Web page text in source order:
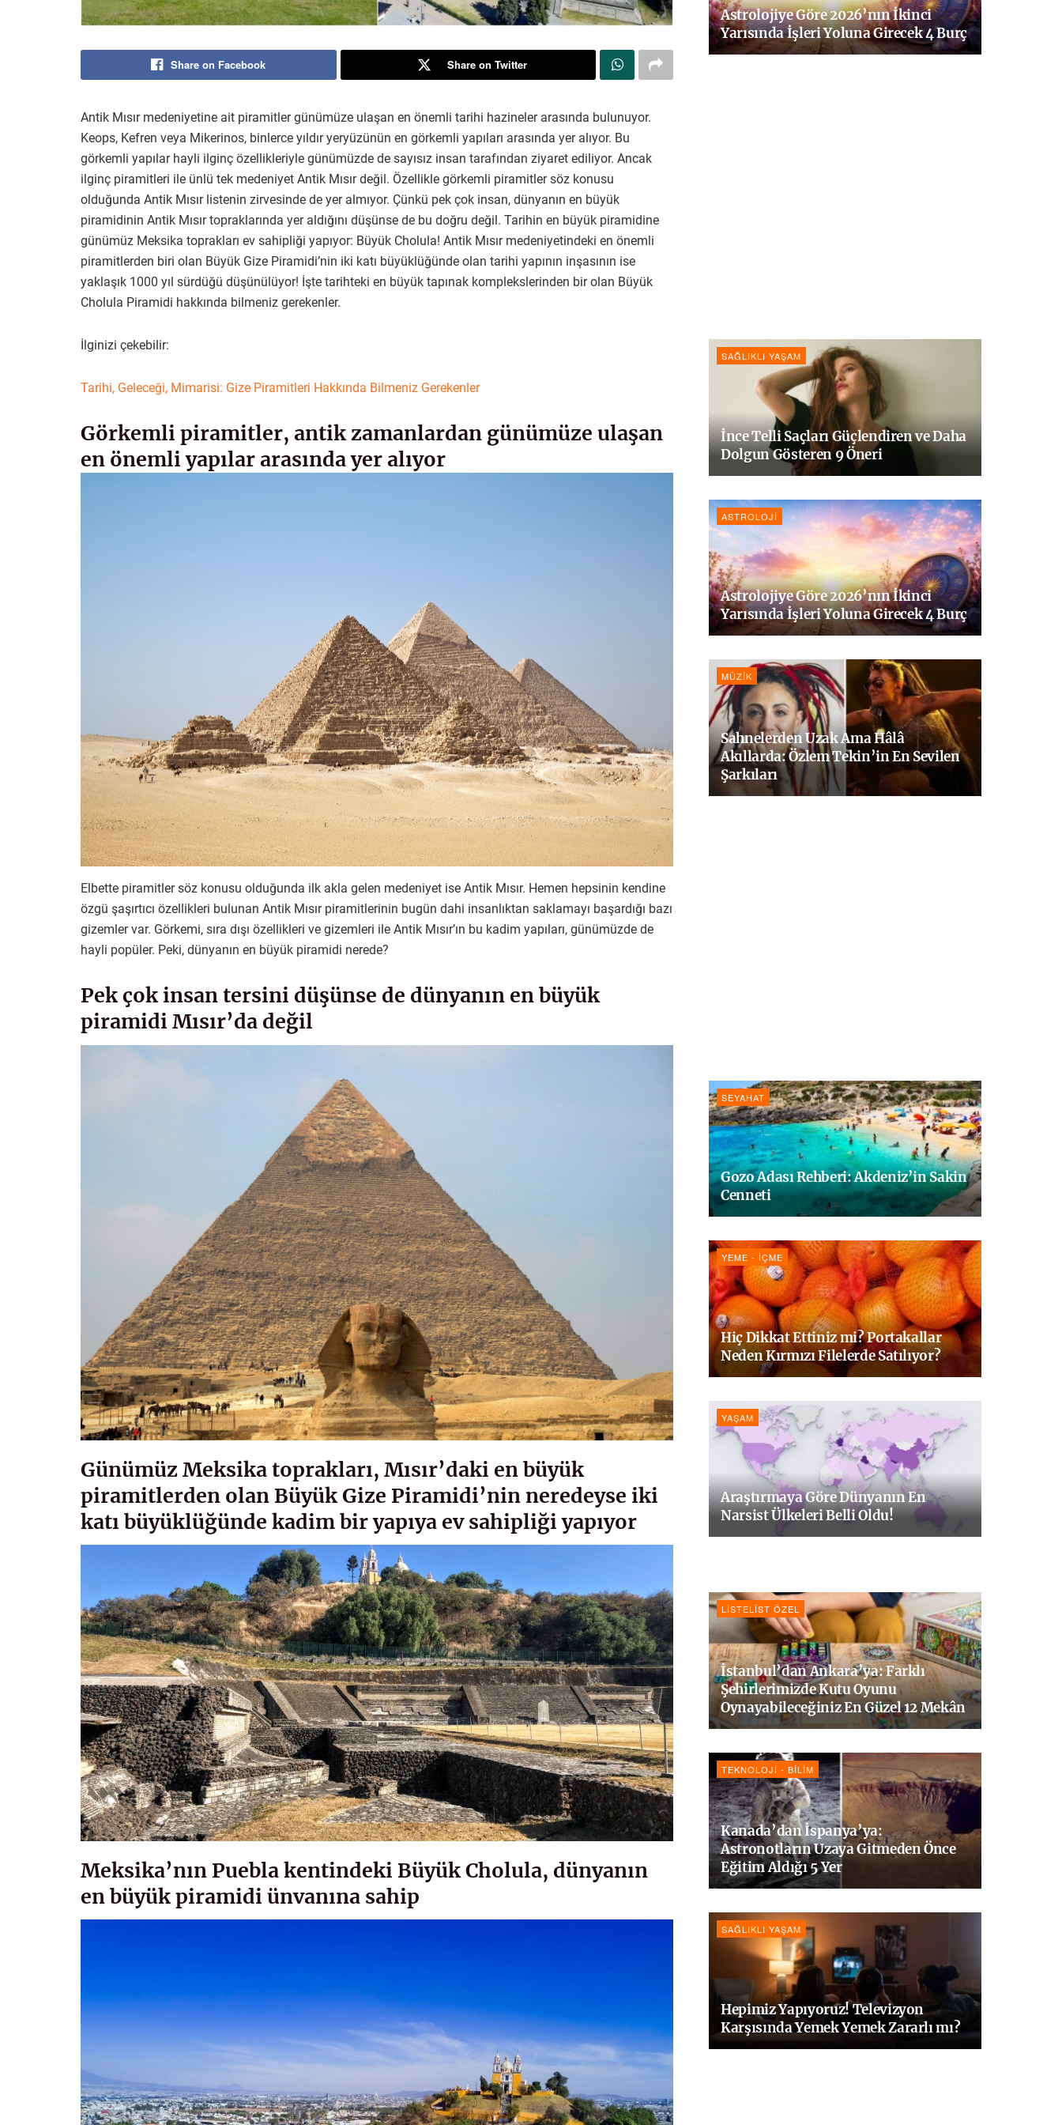
Share on Facebook Share on Twitter
Antik Mısır medeniyetine ait piramitler günümüze ulaşan en önemli tarihi hazineler arasında bulunuyor.
Keops, Kefren veya Mikerinos, binlerce yıldır yeryüzünün en görkemli yapıları arasında yer alıyor. Bu
görkemli yapılar hayli ilginç özellikleriyle günümüzde de sayısız insan tarafından ziyaret ediliyor. Ancak
ilginç piramitleri ile ünlü tek medeniyet Antik Mısır değil. Özellikle görkemli piramitler söz konusu
olduğunda Antik Mısır listenin zirvesinde de yer almıyor. Çünkü pek çok insan, dünyanın en büyük
piramidinin Antik Mısır topraklarında yer aldığını düşünse de bu doğru değil. Tarihin en büyük piramidine
günümüz Meksika toprakları ev sahipliği yapıyor: Büyük Cholula! Antik Mısır medeniyetindeki en önemli
piramitlerden biri olan Büyük Gize Piramidi’nin iki katı büyüklüğünde olan tarihi yapının inşasının ise
yaklaşık 1000 yıl sürdüğü düşünülüyor! İşte tarihteki en büyük tapınak komplekslerinden bir olan Büyük
Cholula Piramidi hakkında bilmeniz gerekenler.
İlginizi çekebilir:
Tarihi, Geleceği, Mimarisi: Gize Piramitleri Hakkında Bilmeniz Gerekenler
Görkemli piramitler, antik zamanlardan günümüze ulaşan
en önemli yapılar arasında yer alıyor
Elbette piramitler söz konusu olduğunda ilk akla gelen medeniyet ise Antik Mısır. Hemen hepsinin kendine
özgü şaşırtıcı özellikleri bulunan Antik Mısır piramitlerinin bugün dahi insanlıktan saklamayı başardığı bazı
gizemler var. Görkemi, sıra dışı özellikleri ve gizemleri ile Antik Mısır’ın bu kadim yapıları, günümüzde de
hayli popüler. Peki, dünyanın en büyük piramidi nerede?
Pek çok insan tersini düşünse de dünyanın en büyük
piramidi Mısır’da değil
Günümüz Meksika toprakları, Mısır’daki en büyük
piramitlerden olan Büyük Gize Piramidi’nin neredeyse iki
katı büyüklüğünde kadim bir yapıya ev sahipliği yapıyor
Meksika’nın Puebla kentindeki Büyük Cholula, dünyanın
en büyük piramidi ünvanına sahip
Astrolojiye Göre 2026’nın İkinci
Yarısında İşleri Yoluna Girecek 4 Burç
SAĞLIKLI YAŞAM
İnce Telli Saçları Güçlendiren ve Daha
Dolgun Gösteren 9 Öneri
ASTROLOJI
Astrolojiye Göre 2026’nın İkinci
Yarısında İşleri Yoluna Girecek 4 Burç
MÜZIK
Sahnelerden Uzak Ama Hâlâ
Akıllarda: Özlem Tekin’in En Sevilen
Şarkıları
SEYAHAT
Gozo Adası Rehberi: Akdeniz’in Sakin
Cenneti
YEME - İÇME
Hiç Dikkat Ettiniz mi? Portakallar
Neden Kırmızı Filelerde Satılıyor?
YAŞAM
Araştırmaya Göre Dünyanın En
Narsist Ülkeleri Belli Oldu!
LISTELIST ÖZEL
İstanbul’dan Ankara’ya: Farklı
Şehirlerimizde Kutu Oyunu
Oynayabileceğiniz En Güzel 12 Mekân
TEKNOLOJI - BILIM
Kanada’dan İspanya’ya:
Astronotların Uzaya Gitmeden Önce
Eğitim Aldığı 5 Yer
SAĞLIKLI YAŞAM
Hepimiz Yapıyoruz! Televizyon
Karşısında Yemek Yemek Zararlı mı?